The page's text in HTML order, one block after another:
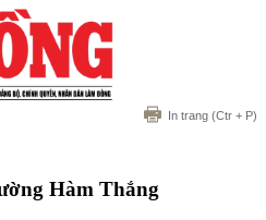
In trang (Ctr + P)
Hàm Thắng